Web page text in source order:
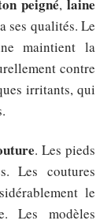
peigné, laine
ses qualités. Le
maintient la
contre
irritants, qui
. Les pieds
Les coutures
le
Les modèles